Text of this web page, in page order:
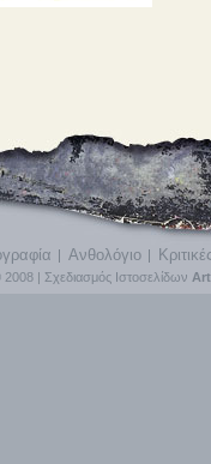
Ανθολόγιο
2008 | Σχεδιασμός Ιστοσελίδων